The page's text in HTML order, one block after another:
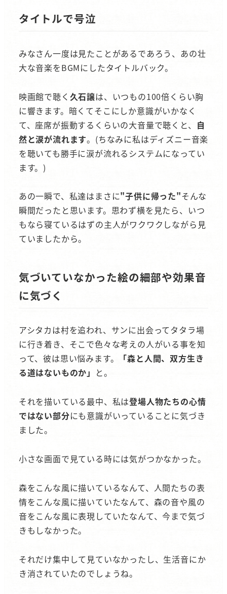
タイトルで号泣
みなさん一度は見たことがあるであろう、あの壮
大な音楽をBGMにしたタイトルバック。
映画館で聴く 久石譲は、いつもの100倍くらい胸
に響きます。暗くてそこにしか意識がいかなく
て、座席が振動するくらいの大音量で聴くと、 自
然と涙が流れます。(ちなみに私はディズニー音楽
を聴いても勝手に涙が流れるシステムになってい
ます。)
あの一瞬で、私達はまさに"子供に帰った"そんな
瞬間だったと思います。思わず横を見たら、いつ
もなら寝ているはずの主人がワクワクしながら見
ていましたから。
気づいていなかった絵の細部や効果音
に気づく
アシタカは村を追われ、サンに出会ってタタラ場
に行き着き、そこで色々な考えの人がいる事を知
って、彼は思い悩みます。
「森と人間、双方生き
る道はないものか」 と。
それを描いている最中、私は登場人物たちの心情
ではない部分にも意識がいっていることに気づき
ました。
小さな画面で見ている時には気がつかなかった。
森をこんな風に描いているなんて、人間たちの表
情をこんな風に描いていたなんて、森の音や風の
音をこんな風に表現していたなんて、今まで気づ
きもしなかった。
それだけ集中して見ていなかったし、生活音にか
き消されていたのでしょうね。